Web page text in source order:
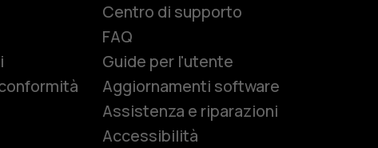
Centro di supporto
FAQ
Guide per l'utente
Aggiornamenti software
Assistenza e riparazioni
Accessibilità